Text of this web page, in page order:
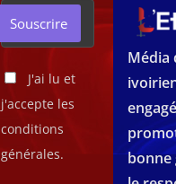
J'ai lu et
j'accepte les
conditions
générales.
Souscrire
Média
bonne